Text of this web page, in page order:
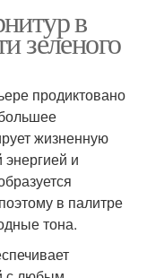
в
зеленого
продиктовано
жизненную
энергией и
в палитре
тона.